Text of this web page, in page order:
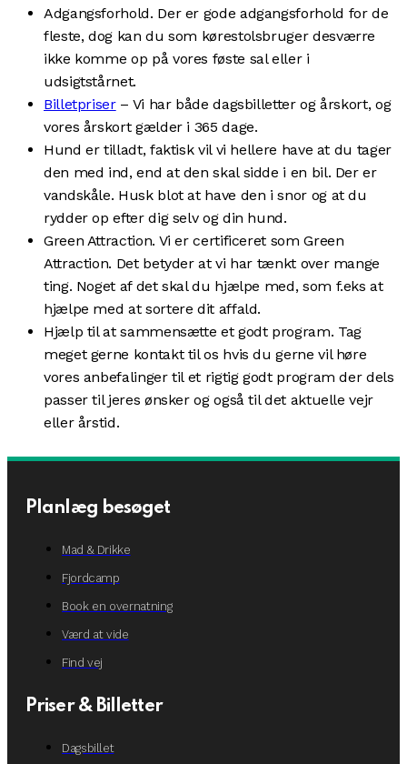
Adgangsforhold. Der er gode adgangsforhold for de
fleste, dog kan du som kørestolsbruger desværre
ikke komme op på vores føste sal eller i
udsigtstårnet.
Billetpriser– Vi har både dagsbilletter og årskort, og
vores årskort gælder i 365 dage.
Hund er tilladt, faktisk vil vi hellere have at du tager
den med ind, end at den skal sidde i en bil. Der er
vandskåle. Husk blot at have den i snor og at du
rydder op efter dig selv og din hund.
Green Attraction. Vi er certificeret som Green
Attraction. Det betyder at vi har tænkt over mange
ting. Noget af det skal du hjælpe med, som f.eks at
hjælpe med at sortere dit affald.
Hjælp til at sammensætte et godt program. Tag
meget gerne kontakt til os hvis du gerne vil høre
vores anbefalinger til et rigtig godt program der dels
passer til jeres ønsker og også til det aktuelle vejr
eller årstid.
Planlæg besøget
Mad & Drikke
Fjordcamp
Book en overnatning
Værd at vide
Find vej
Priser & Billetter
Dagsbillet